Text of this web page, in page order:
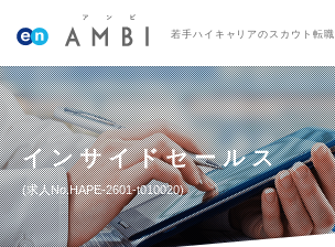
若手ハイキャリアのスカウト転職
インサイドセールス
求人No.HAPE-2601-t010020